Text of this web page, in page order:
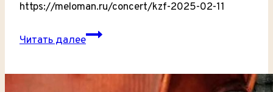
https://meloman.ru/concert/kzf-2025-02-11
Читать далее
афиша